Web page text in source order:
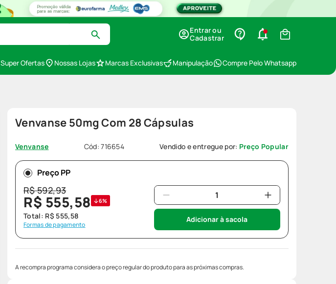
Entrar ou
Cadastrar
Super Ofertas Nossas Lojas Marcas Exclusivas Manipulação Compre Pelo Whatsapp
Venvanse 50mg Com 28 Cápsulas
Venvanse Cód:716654 Vendido e entregue por: Preço Popular
Preço PP
R$592,93
R$ 555,58 6%
Total: R$ 555,58
Formas de pagamento
Adicionar à sacola
A recompra programa considera o preço regular do produto para as próximas compras.